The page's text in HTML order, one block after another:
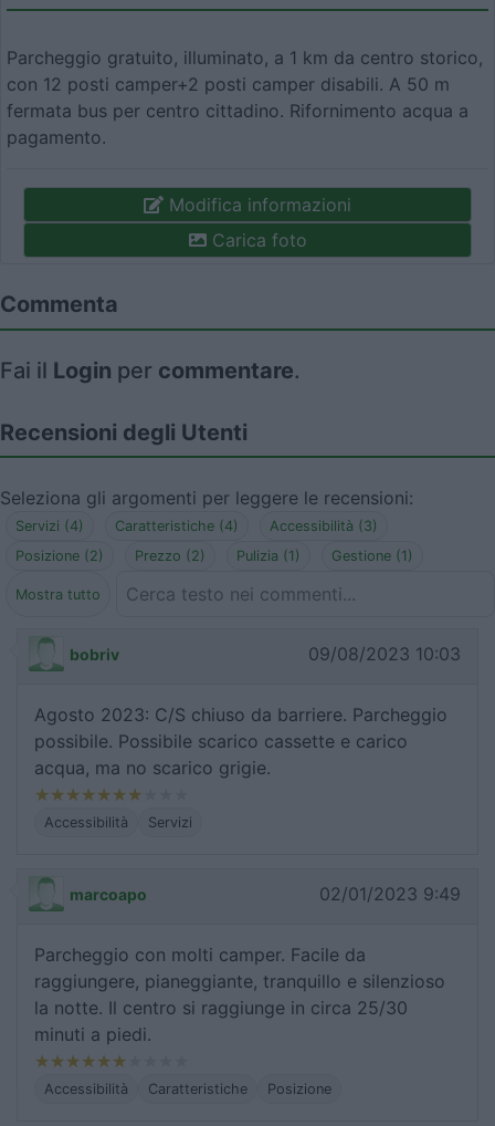
Parcheggio gratuito, illuminato, a 1 km da centro storico,
con 12 posti camper+2 posti camper disabili. A 50 m
fermata bus per centro cittadino. Rifornimento acqua a
pagamento.
Modifica informazioni
Carica foto
Commenta
Fai il Login per commentare.
Recensioni degli Utenti
Seleziona gli argomenti per leggere le recensioni:
Servizi (4) Caratteristiche (4)
Accessibilità (3)
Posizione (2)
Prezzo (2) Pulizia (1) Gestione (1)
Mostra tutto
bobriv 09/08/2023 10:03
Agosto 2023: C/S chiuso da barriere. Parcheggio
possibile. Possibile scarico cassette e carico
acqua, ma no scarico grigie.
Accessibilità Servizi
marcoapo 02/01/2023 9:49
Parcheggio con molti camper. Facile da
raggiungere, pianeggiante, tranquillo e silenzioso
la notte. Il centro si raggiunge in circa 25/30
minuti a piedi.
Accessibilità Caratteristiche Posizione